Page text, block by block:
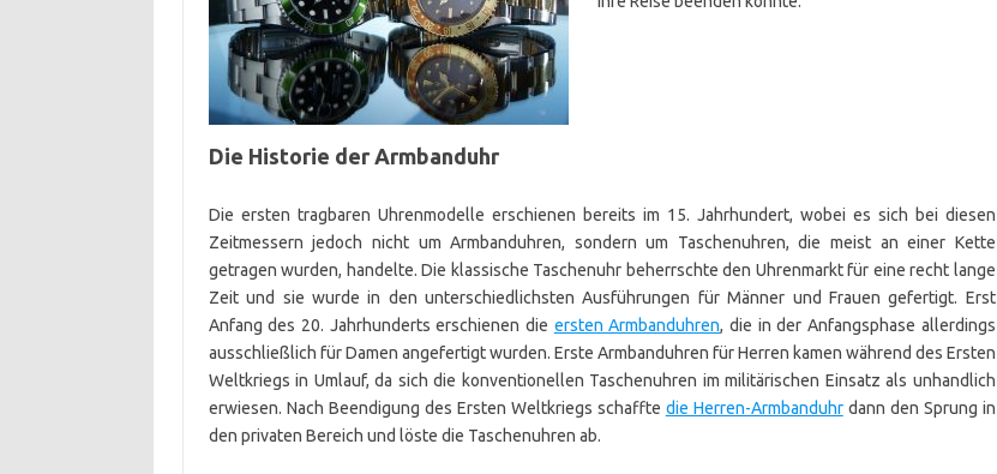
Die Historie der Armbanduhr
Die ersten tragbaren Uhrenmodelle erschienen bereits im 15. Jahrhundert, wobei es sich bei diesen
Zeitmessern jedoch nicht um Armbanduhren, sondern um Taschenuhren, die meist an einer Kette
getragen wurden, handelte. Die klassische Taschenuhr beherrschte den Uhrenmarkt für eine recht lange
Zeit und sie wurde in den unterschiedlichsten Ausführungen für Männer und Frauen gefertigt. Erst
Anfang des 20. Jahrhunderts erschienen die ersten Armbanduhren, die in der Anfangsphase allerdings
ausschließlich für Damen angefertigt wurden. Erste Armbanduhren für Herren kamen während des Ersten
Weltkriegs in Umlauf, da sich die konventionellen Taschenuhren im militärischen Einsatz als unhandlich
erwiesen. Nach Beendigung des Ersten Weltkriegs schaffte die Herren-Armbanduhrdann den Sprung in
den privaten Bereich und löste die Taschenuhren ab.